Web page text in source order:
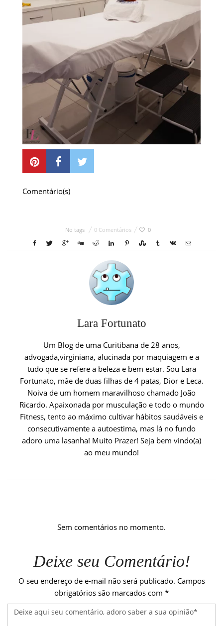
Comentário(s)
No tags 0 Comentários 0
Lara Fortunato
Um Blog de uma Curitibana de 28 anos,
advogada,virginiana, alucinada por maquiagem e a
tudo que se refere a beleza e bem estar. Sou Lara
Fortunato, mãe de duas filhas de 4 patas, Dior e Leca.
Noiva de um homem maravilhoso chamado João
Ricardo. Apaixonada por musculação e todo o mundo
Fitness, tento ao máximo cultivar hábitos saudáveis e
consecutivamente a autoestima, mas lá no fundo
adoro uma lasanha! Muito Prazer! Seja bem vindo(a)
ao meu mundo!
Sem comentários no momento.
Deixe seu Comentário!
O seu endereço de e-mail não será publicado. Campos
obrigatórios são marcados com *